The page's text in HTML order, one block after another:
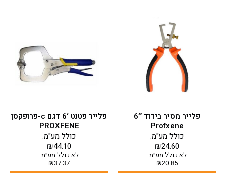
פלייר מסיר בידוד 6″
Profxene
₪24.60
כולל מע"מ:
לא כולל מע״מ:
₪20.85
פלייר פטנט ‘6 דגם c-פרופקסן
PROXFENE
₪44.10
כולל מע"מ:
לא כולל מע״מ:
₪37.37